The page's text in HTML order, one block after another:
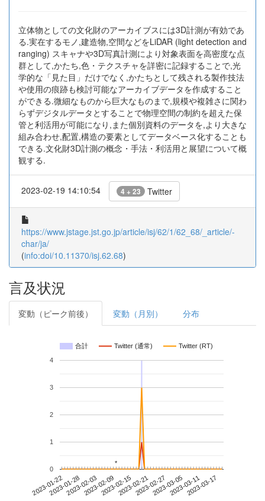
立体物としての文化財のアーカイブスには3D計測が有効であ
る.実在するモノ,建造物,空間などをLiDAR (light detection and
ranging) スキャナや3D写真計測により対象表面を高密度な点
群として,かたち,色・テクスチャを詳密に記録することで,光
学的な「見た目」だけでなく,かたちとして残される製作技法
や使用の痕跡も検討可能なアーカイブデータを作成すること
ができる.微細なものから巨大なものまで,規模や複雑さに関わ
らずデジタルデータとすることで物理空間の制約を超えた保
管と利活用が可能になり,また個別資料のデータを,より大きな
組み合わせ,配置,構造の要素としてデータベース化することも
できる.文化財3D計測の概念・手法・利活用と展望について概
観する.
2023-02-19 14:10:54 4 + 23 Twitter
https://www.jstage.jst.go.jp/article/isj/62/1/62_68/_article/-
char/ja/
(info:doi/10.11370/isj.62.68)
言及状況
変動（ピーク前後） 変動（月別） 分布
合計 Twitter (通常) Twitter (RT)
2023-01-222023-01-282023-02-032023-02-092023-02-152023-02-212023-02-272023-03-052023-03-112023-03-17
0
1
2
3
4
**